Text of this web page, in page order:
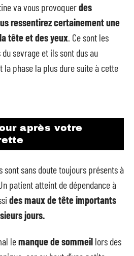
va vous provoquerdes
ressentirez certainement une
tête et des yeux . Ce sont les
sevrage et ils sont dus au
la phase la plus dure suite à cette
après votre
sans doute toujours présents à
patient atteint de dépendance à
des maux de tête importants
jours.
lemanque de sommeil lors des